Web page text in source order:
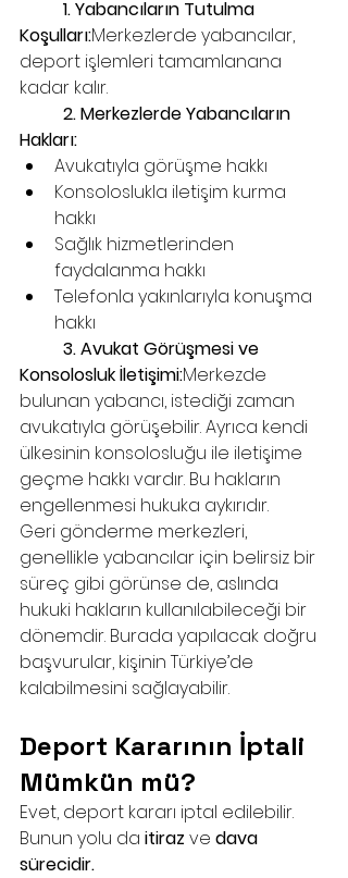
Koşulları:Merkezlerde yabancılar,
deport işlemleri tamamlanana
kadar kalır.
Hakları:
Avukatıyla görüşme hakkı
Konsoloslukla iletişim kurma
hakkı
Sağlık hizmetlerinden
faydalanma hakkı
Telefonla yakınlarıyla konuşma
hakkı
Konsolosluk İletişimi:Merkezde
bulunan yabancı, istediği zaman
avukatıyla görüşebilir. Ayrıca kendi
ülkesinin konsolosluğu ile iletişime
geçme hakkı vardır. Bu hakların
engellenmesi hukuka aykırıdır.
Geri gönderme merkezleri,
genellikle yabancılar için belirsiz bir
süreç gibi görünse de, aslında
hukuki hakların kullanılabileceği bir
dönemdir. Burada yapılacak doğru
başvurular, kişinin Türkiye’de
kalabilmesini sağlayabilir.
Deport Kararının İptali
Mümkün mü?
Evet, deport kararı iptal edilebilir.
Bunun yolu da itiraz ve dava
sürecidir.